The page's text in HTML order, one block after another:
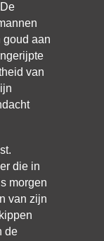
goud aan
van
die in
morgen
van zijn
de